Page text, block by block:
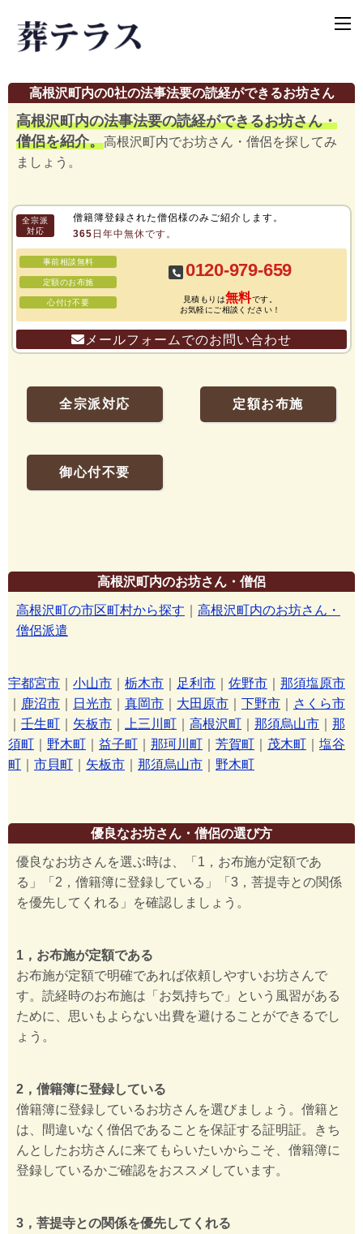
高根沢町内の0社の法事法要の読経ができるお坊さん
高根沢町内の法事法要の読経ができるお坊さん・
僧侶を紹介。高根沢町内でお坊さん・僧侶を探してみ
ましょう。
全宗派
対応
僧籍簿登録された僧侶様のみご紹介します。
365日年中無休です。
事前相談無料
定額のお布施
心付け不要
0120-979-659
見積もりは無料です。
お気軽にご相談ください！
メールフォームでのお問い合わせ
全宗派対応 定額お布施
御心付不要
高根沢町内のお坊さん・僧侶
高根沢町の市区町村から探す
高根沢町内のお坊さん・
僧侶派遣
宇都宮市 小山市 栃木市 足利市 佐野市
那須塩原市
鹿沼市 日光市 真岡市 大田原市 下野市
さくら市
壬生町 矢板市 上三川町 高根沢町 那須烏山市
那
須町
野木町 益子町 那珂川町 芳賀町 茂木町
塩谷
町
市貝町 矢板市 那須烏山市 野木町
優良なお坊さん・僧侶の選び方
優良なお坊さんを選ぶ時は、「1，お布施が定額であ
る」「2，僧籍簿に登録している」「3，菩提寺との関係
を優先してくれる」を確認しましょう。
1，お布施が定額である
お布施が定額で明確であれば依頼しやすいお坊さんで
す。読経時のお布施は「お気持ちで」という風習がある
ために、思いもよらない出費を避けることができるでし
ょう。
2，僧籍簿に登録している
僧籍簿に登録しているお坊さんを選びましょう。僧籍と
は、間違いなく僧侶であることを保証する証明証。きち
んとしたお坊さんに来てもらいたいからこそ、僧籍簿に
登録しているかご確認をおススメしています。
3，菩提寺との関係を優先してくれる